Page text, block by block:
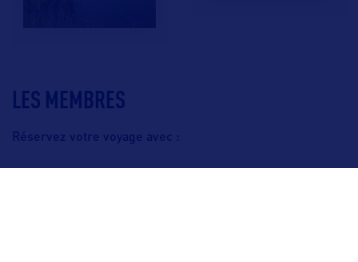
LES MEMBRES
Réservez votre voyage avec :